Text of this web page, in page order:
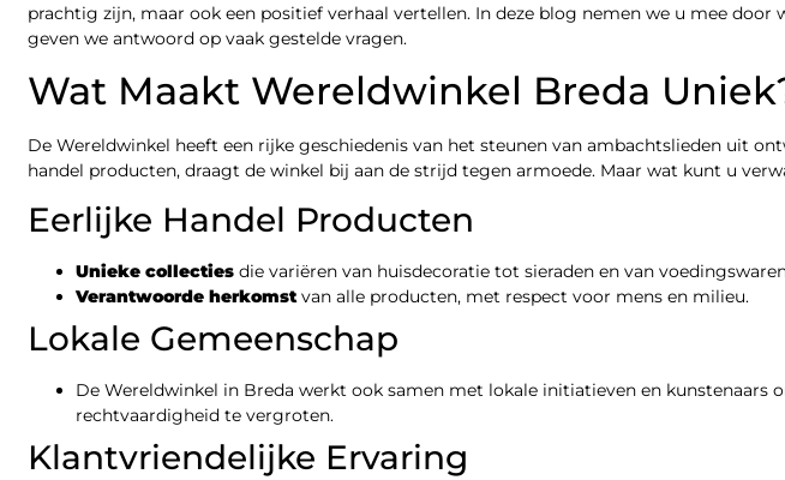
prachtig zijn, maar ook een positief verhaal vertellen. In deze blog nemen we u mee
geven we antwoord op vaak gestelde vragen.
Wat Maakt Wereldwinkel Breda
De Wereldwinkel heeft een rijke geschiedenis van het steunen van ambachtslieden uit
handel producten, draagt de winkel bij aan de strijd tegen armoede. Maar wat kunt u
Eerlijke Handel Producten
Unieke collecties die variëren van huisdecoratie tot sieraden en van
Verantwoorde herkomstvan alle producten, met respect voor mens en milieu.
Lokale Gemeenschap
De Wereldwinkel in Breda werkt ook samen met lokale initiatieven en kunstenaars
rechtvaardigheid te vergroten.
Klantvriendelijke Ervaring